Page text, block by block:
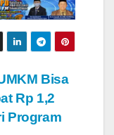
Bisa
Rp 1,2
Program